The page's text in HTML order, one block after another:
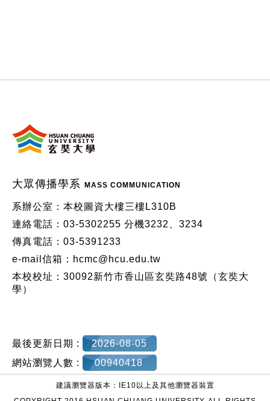
大眾傳播學系 MASS COMMUNICATION
系辦公室：本校圖資大樓三樓L310B
連絡電話：03-5302255 分機3232、3234
傳真電話：03-5391233
e-mail信箱：hcmc@hcu.edu.tw
本校校址：30092新竹市香山區玄奘路48號（玄奘大
學）
最後更新日期 :
2026-08-05
網站瀏覽人數 :
00940418
建議瀏覽器版本：IE10以上及其他瀏覽器裝置